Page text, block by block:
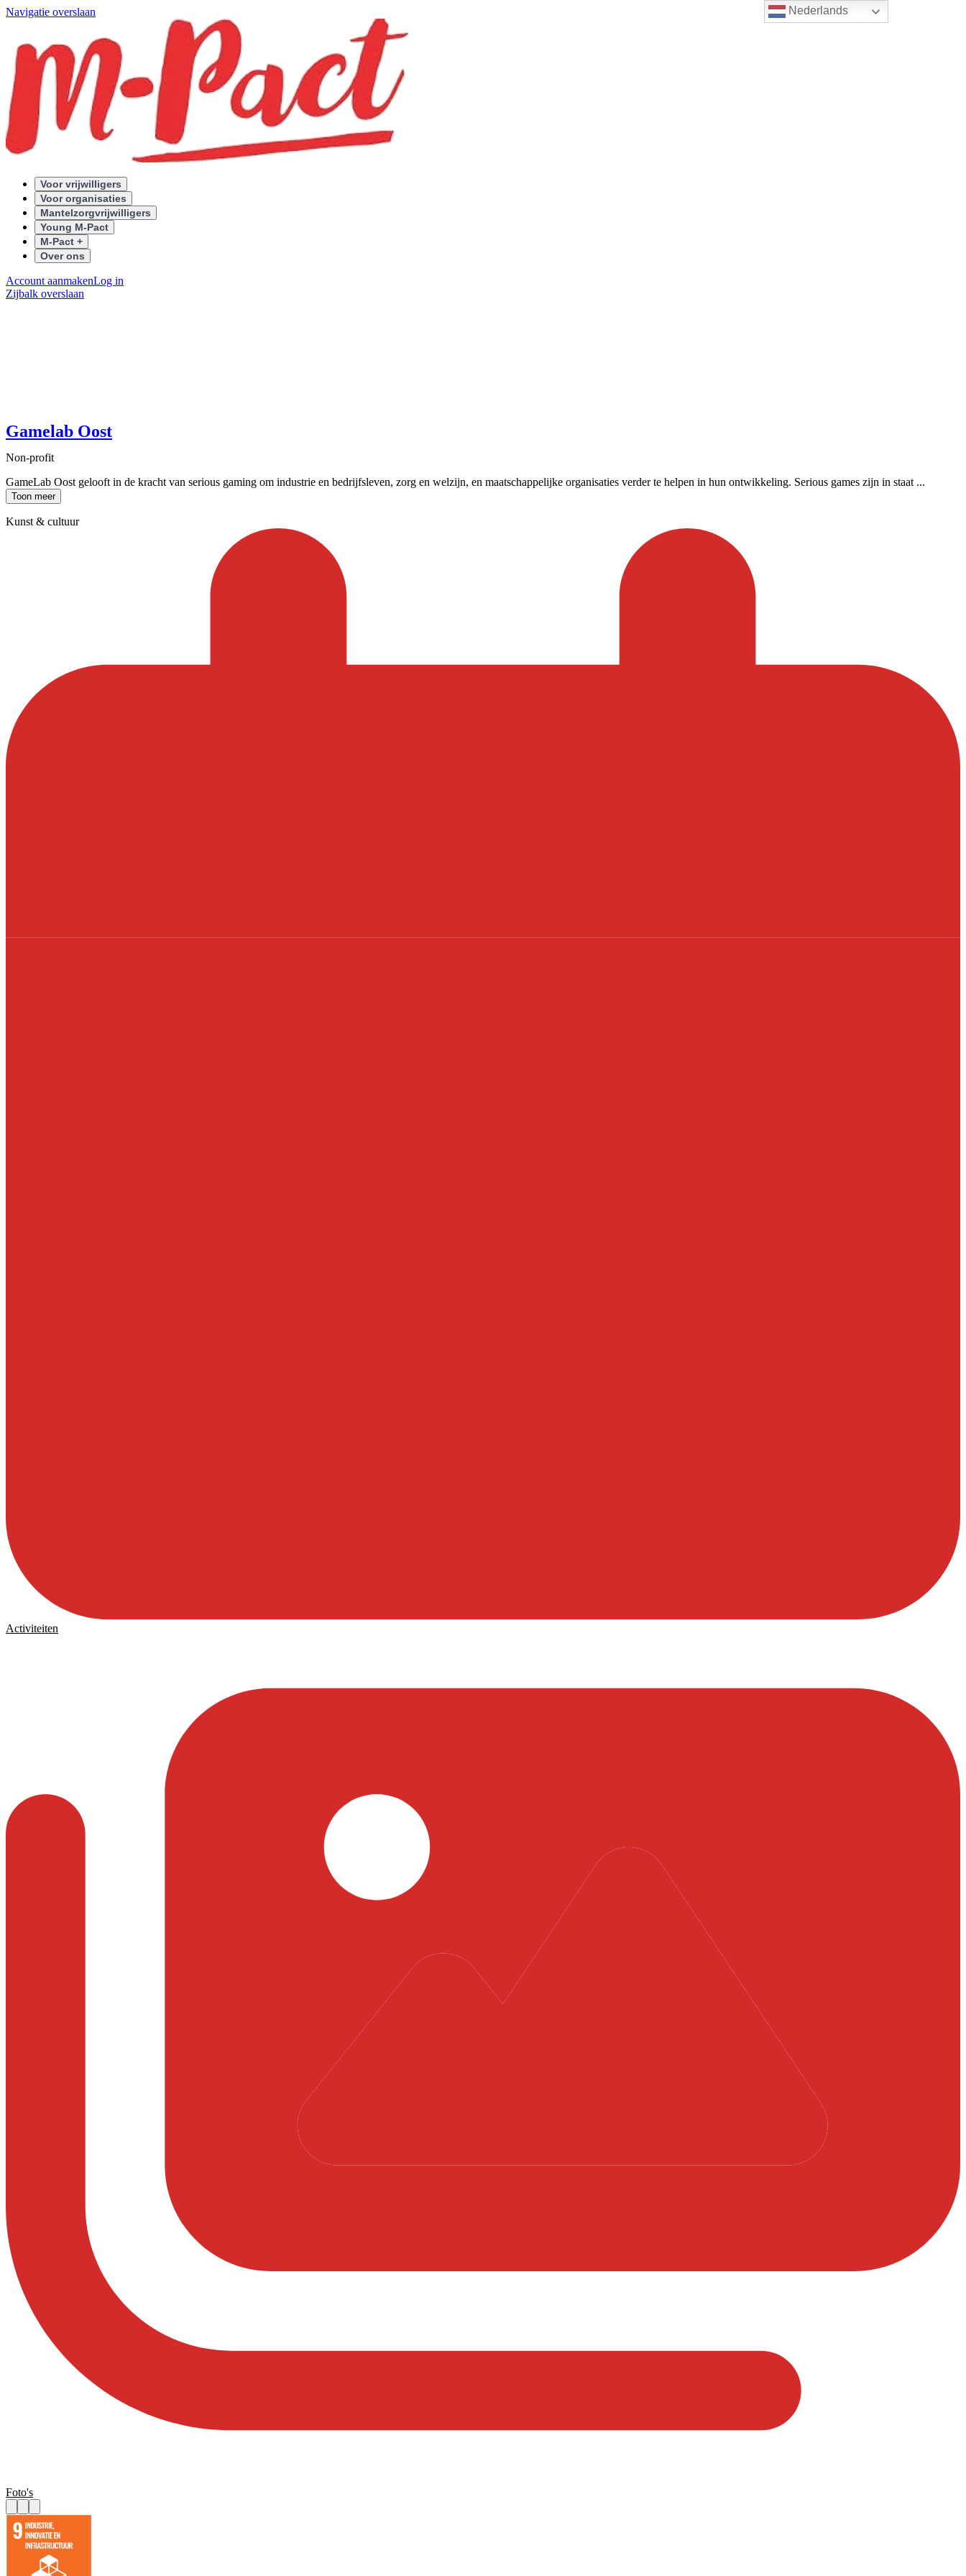
Nederlands
Navigatie overslaan
Voor vrijwilligers
Voor organisaties
Mantelzorgvrijwilligers
Young M-Pact
M-Pact +
Over ons
Account aanmakenLog in
Zijbalk overslaan
Gamelab Oost
Non-profit
GameLab Oost gelooft in de kracht van serious gaming om industrie en bedrijfsleven, zorg en welzijn, en maatschappelijke organisaties verder te helpen in hun ontwikkeling. Serious games zijn in staat ...
Toon meer
Kunst & cultuur
Activiteiten
Foto's